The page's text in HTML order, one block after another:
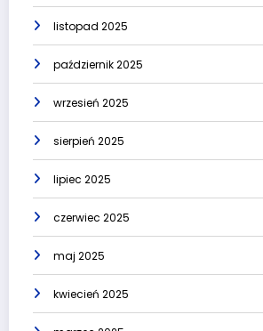
listopad 2025
październik 2025
wrzesień 2025
sierpień 2025
lipiec 2025
czerwiec 2025
maj 2025
kwiecień 2025